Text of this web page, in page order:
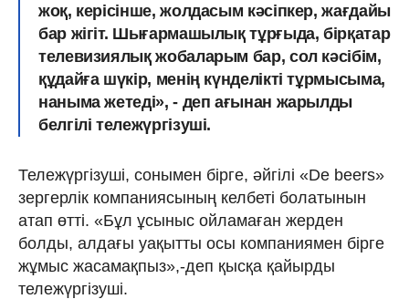
жоқ, керісінше, жолдасым кәсіпкер, жағдайы
бар жігіт. Шығармашылық тұрғыда, бірқатар
телевизиялық жобаларым бар, сол кәсібім,
құдайға шүкір, менің күнделікті тұрмысыма,
наныма жетеді», - деп ағынан жарылды
белгілі тележүргізуші.
Тележүргізуші, сонымен бірге, әйгілі «De beers»
зергерлік компаниясының келбеті болатынын
атап өтті. «Бұл ұсыныс ойламаған жерден
болды, алдағы уақытты осы компаниямен бірге
жұмыс жасамақпыз»,-деп қысқа қайырды
тележүргізуші.